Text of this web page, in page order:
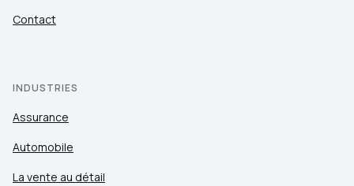
Contact
INDUSTRIES
Assurance
Automobile
La vente au détail